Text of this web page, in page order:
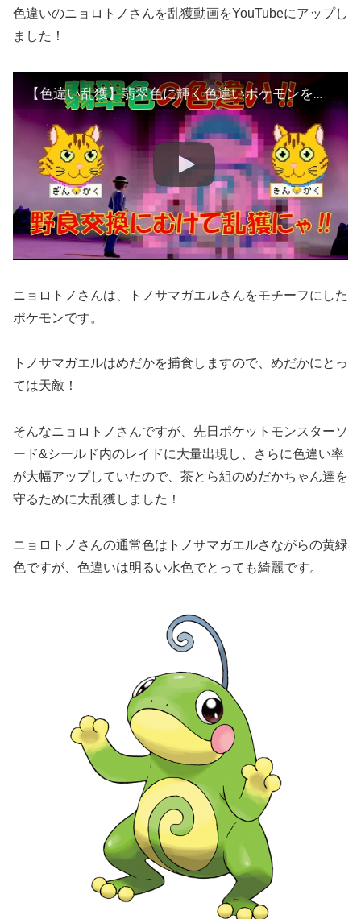
色違いのニョロトノさんを乱獲動画をYouTubeにアップし
ました！
【色違い乱獲】翡翠色に輝く色違いポケモンを大量ゲット！野良交換要員の精鋭部隊を作るのにゃ！【ポケモン剣盾】
ニョロトノさんは、トノサマガエルさんをモチーフにした
ポケモンです。
トノサマガエルはめだかを捕食しますので、めだかにとっ
ては天敵！
そんなニョロトノさんですが、先日ポケットモンスターソ
ード&シールド内のレイドに大量出現し、さらに色違い率
が大幅アップしていたので、茶とら組のめだかちゃん達を
守るために大乱獲しました！
ニョロトノさんの通常色はトノサマガエルさながらの黄緑
色ですが、色違いは明るい水色でとっても綺麗です。